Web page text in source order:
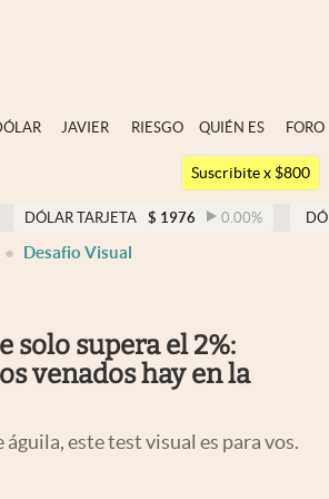
JAVIER
RIESGO
QUIÉN ES
QUIÉN
FORO
Argentina
Suscribite x $800
TARJETA $ 1976 0.00% DÓLAR MEP
Desafio Visual
solo supera el 2%:
venados hay en la
águila, este test visual es para vos.